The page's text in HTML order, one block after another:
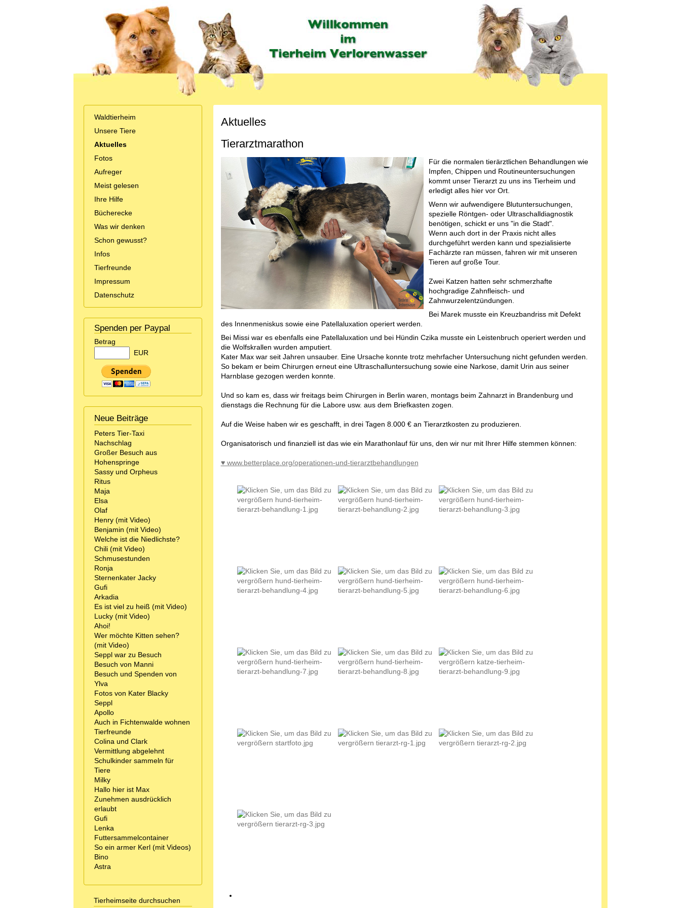
Waldtierheim
Unsere Tiere
Aktuelles
Fotos
Aufreger
Meist gelesen
Ihre Hilfe
Bücherecke
Was wir denken
Schon gewusst?
Infos
Tierfreunde
Impressum
Datenschutz
Spenden per Paypal
Betrag
EUR
Neue Beiträge
Peters Tier-Taxi
Nachschlag
Großer Besuch aus
Hohenspringe
Sassy und Orpheus
Ritus
Maja
Elsa
Olaf
Henry (mit Video)
Benjamin (mit Video)
Welche ist die Niedlichste?
Chili (mit Video)
Schmusestunden
Ronja
Sternenkater Jacky
Gufi
Arkadia
Es ist viel zu heiß (mit Video)
Lucky (mit Video)
Ahoi!
Wer möchte Kitten sehen?
(mit Video)
Seppl war zu Besuch
Besuch von Manni
Besuch und Spenden von
Ylva
Fotos von Kater Blacky
Seppl
Apollo
Auch in Fichtenwalde wohnen
Tierfreunde
Colina und Clark
Vermittlung abgelehnt
Schulkinder sammeln für
Tiere
Milky
Hallo hier ist Max
Zunehmen ausdrücklich
erlaubt
Gufi
Lenka
Futtersammelcontainer
So ein armer Kerl (mit Videos)
Bino
Astra
Tierheimseite durchsuchen
Aktuelles
Tierarztmarathon
Für die normalen tierärztlichen Behandlungen wie
Impfen, Chippen und Routineuntersuchungen
kommt unser Tierarzt zu uns ins Tierheim und
erledigt alles hier vor Ort.
Wenn wir aufwendigere Blutuntersuchungen,
spezielle Röntgen- oder Ultraschalldiagnostik
benötigen, schickt er uns "in die Stadt".
Wenn auch dort in der Praxis nicht alles
durchgeführt werden kann und spezialisierte
Fachärzte ran müssen, fahren wir mit unseren
Tieren auf große Tour.
Zwei Katzen hatten sehr schmerzhafte
hochgradige Zahnfleisch- und
Zahnwurzelentzündungen.
Bei Marek musste ein Kreuzbandriss mit Defekt
des Innenmeniskus sowie eine Patellaluxation operiert werden.
Bei Missi war es ebenfalls eine Patellaluxation und bei Hündin Czika musste ein Leistenbruch operiert werden und
die Wolfskrallen wurden amputiert.
Kater Max war seit Jahren unsauber. Eine Ursache konnte trotz mehrfacher Untersuchung nicht gefunden werden.
So bekam er beim Chirurgen erneut eine Ultraschalluntersuchung sowie eine Narkose, damit Urin aus seiner
Harnblase gezogen werden konnte.
Und so kam es, dass wir freitags beim Chirurgen in Berlin waren, montags beim Zahnarzt in Brandenburg und
dienstags die Rechnung für die Labore usw. aus dem Briefkasten zogen.
Auf die Weise haben wir es geschafft, in drei Tagen 8.000 € an Tierarztkosten zu produzieren.
Organisatorisch und finanziell ist das wie ein Marathonlauf für uns, den wir nur mit Ihrer Hilfe stemmen können:
♥ www.betterplace.org/operationen-und-tierarztbehandlungen